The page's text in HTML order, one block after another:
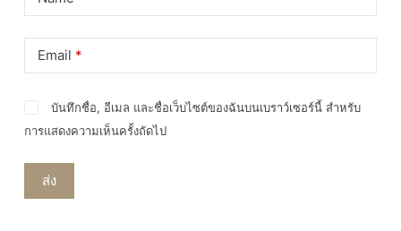
Email *
บันทึกชื่อ, อีเมล และชื่อเว็บไซต์ของฉันบนเบราว์เซอร์นี้ สำหรับ
การแสดงความเห็นครั้งถัดไป
ส่ง